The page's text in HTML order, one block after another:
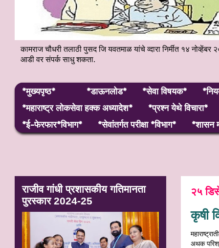
कामराज चौधरी तलाठी पुसद जि यवतमाळ यांचे व्दारा निर्मीत १४
आडी वर संपर्क साधु शकता.
*मुख्यपृष्ठ* *डाऊनलोड* *सेवा विषयक*
*महाराष्ट्र लाेकसेवा हक्क अध्यादेश*
*प्रश्न येथे विचारा*
*ई-फेरफार*विभाग*
*सेवांतर्गत परीक्षा *विभाग* *शासन
२५
कृषी
अथक
राजीव गांधी प्रशासकीय गतिमानता
पुरस्कार 2024-25